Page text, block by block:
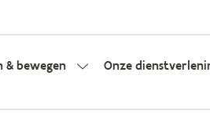
& bewegen Onze